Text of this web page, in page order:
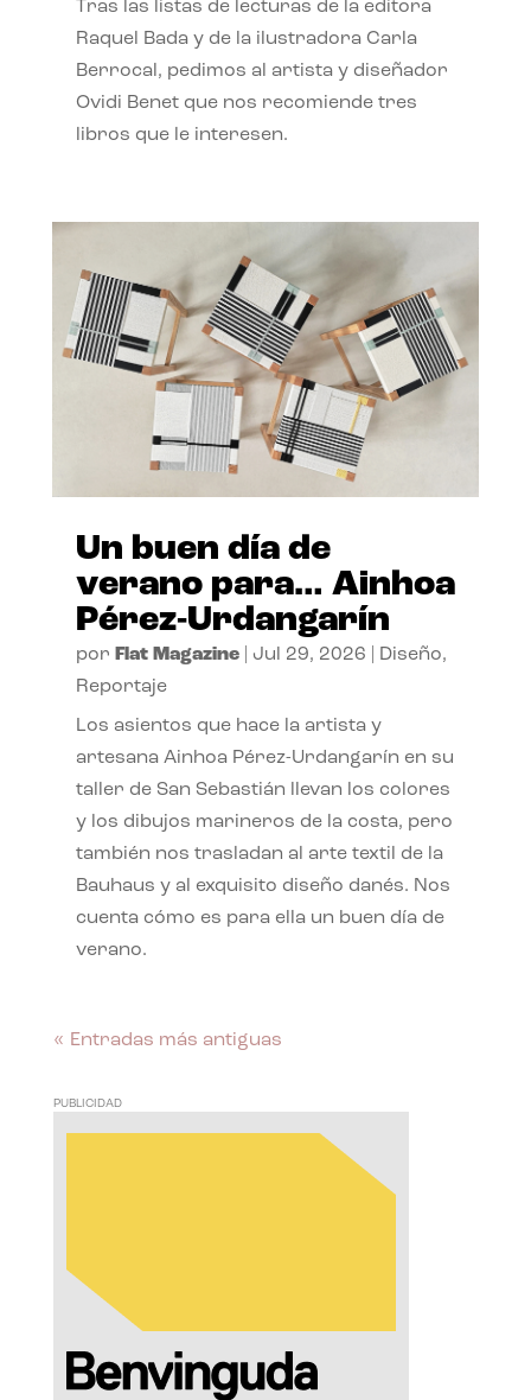
Tras las listas de lecturas de la editora
Raquel Bada y de la ilustradora Carla
Berrocal, pedimos al artista y diseñador
Ovidi Benet que nos recomiende tres
libros que le interesen.
Un buen día de
verano para… Ainhoa
Pérez-Urdangarín
por Flat Magazine| Jul 29, 2026 Diseño,
Reportaje
Los asientos que hace la artista y
artesana Ainhoa Pérez-Urdangarín en su
taller de San Sebastián llevan los colores
y los dibujos marineros de la costa, pero
también nos trasladan al arte textil de la
Bauhaus y al exquisito diseño danés. Nos
cuenta cómo es para ella un buen día de
verano.
« Entradas más antiguas
PUBLICIDAD